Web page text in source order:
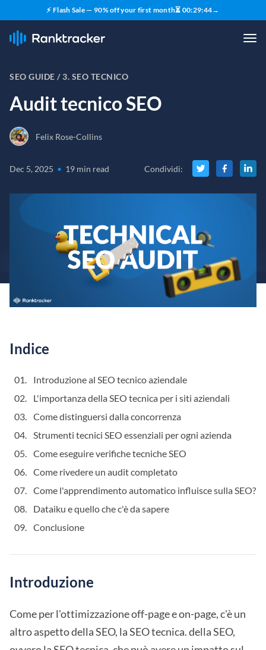
⚡ Flash Sale — 90% off your first month⏳ 00:29:43→
SEO GUIDE /3. SEO TECNICO
Audit tecnico SEO
Felix Rose-Collins
Dec 5, 2025 • 19 min read Condividi:
Indice
Introduzione al SEO tecnico aziendale
L'importanza della SEO tecnica per i siti aziendali
Come distinguersi dalla concorrenza
Strumenti tecnici SEO essenziali per ogni azienda
Come eseguire verifiche tecniche SEO
Come rivedere un audit completato
Come l'apprendimento automatico influisce sulla SEO?
Dataiku e quello che c'è da sapere
Conclusione
Introduzione
Come per l'ottimizzazione off-page e on-page, c'è un
altro aspetto della SEO, la SEO tecnica. della SEO,